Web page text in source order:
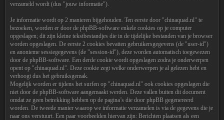
verzameld wordt (dus "jouw informatie").
Je informatie wordt op 2 manieren bijgehouden. Ten eerste door "chinaquad.nl" te
bezoeken, worden er door de phpBB-software enkele cookies op je computer
opgeslagen; dit zijn kleine tekstbestandjes die in de tijdelijke bestanden van je browser
worden opgeslagen. De eerste 2 cookies bevatten gebruikersgegevens (de "user-id")
en anonieme sessiegegevens (de "session-id"), deze worden automatisch toegewezen
door de phpBB-software. Een derde cookie wordt opgeslagen zodra je onderwerpen
opent op "chinaquad.nl". Deze cookie zegt welke onderwerpen je al gelezen hebt en
verhoogt dus het gebruiksgemak.
Mogelijk worden er tijdens het surfen op "chinaquad.nl" ook cookies opgeslagen die
niet door de phpBB-software aangemaakt werden. Deze vallen buiten dit document
omdat ze geen betrekking hebben op de pagina’s die door phpBB gegenereerd
worden. De tweede manier waarop we informatie verzamelen is via de gegevens die je
naar ons verstuurt. Een paar voorbeelden hiervan zijn: Berichten plaatsen als een